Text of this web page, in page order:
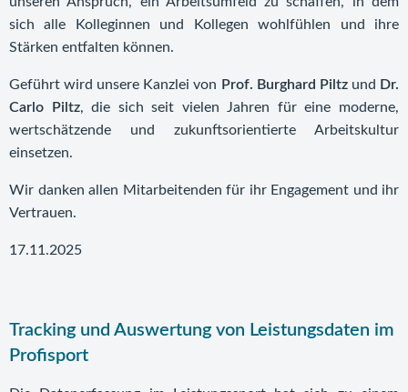
sich alle Kolleginnen und Kollegen wohlfühlen und ihre
Stärken entfalten können.
Geführt wird unsere Kanzlei von Prof. Burghard Piltzund Dr.
Carlo Piltz, die sich seit vielen Jahren für eine moderne,
wertschätzende und zukunftsorientierte Arbeitskultur
einsetzen.
Wir danken allen Mitarbeitenden für ihr Engagement und ihr
Vertrauen.
17.11.2025
Tracking und Auswertung von Leistungsdaten im
Profisport